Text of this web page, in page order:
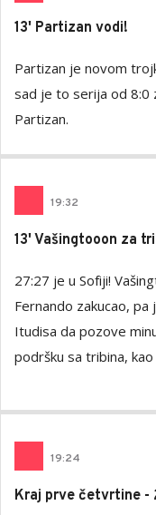
13' Partizan vodi!
Partizan je novom
sad je to serija od 8:0
Partizan.
19:32
13' Vašingtooon za
27:27 je u Sofiji!
Fernando zakucao,
Itudisa da pozove
podršku sa tribina,
19:24
Kraj prve četvrtine -